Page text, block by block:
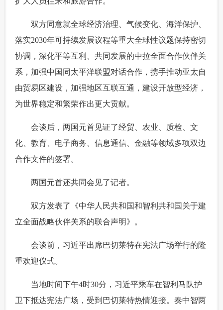
双方同意就全球经济治理、气候变化、海洋保护、
落实2030年可持续发展议程等重大全球性议题保持密切
协调，深化平等互利、共同发展的中拉全面合作伙伴关
系，加强中国同太平洋联盟对话合作，携手推动亚太自
由贸易区建设，加强地区互联互通，建设开放型经济，
为世界稳定和繁荣作出更大贡献。
会谈后，两国元首见证了经贸、农业、质检、文
化、教育、电子商务、信息通信、金融等领域多项双边
合作文件的签署。
两国元首还共同会见了记者。
双方发表了《中华人民共和国和智利共和国关于建
立全面战略伙伴关系的联合声明》。
会谈前，习近平出席巴切莱特在宪法广场举行的隆
重欢迎仪式。
当地时间下午4时30分，习近平乘车在智利马队护
卫下抵达宪法广场，受到巴切莱特热情迎接。奏中智两